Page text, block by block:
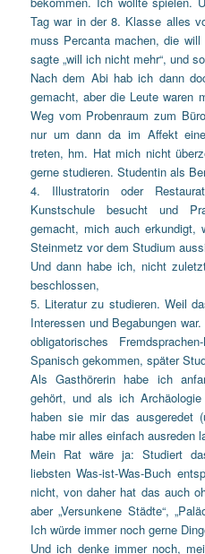
Tag war in der 8. Klasse alles
muss Percanta machen, die
sagte „will ich nicht mehr“, und
Nach dem Abi hab ich dann
gemacht, aber die Leute waren
Weg vom Probenraum zum
nur um dann da im Affekt
treten, hm. Hat mich nicht
gerne studieren. Studentin als
4. Illustratorin oder
Kunstschule besucht und
gemacht, mich auch erkundigt,
Steinmetz vor dem Studium
Und dann habe ich, nicht
beschlossen,
5. Literatur zu studieren. Weil
Interessen und Begabungen
obligatorisches
Spanisch gekommen, später
Als Gasthörerin habe ich
gehört, und als ich
haben sie mir das ausgeredet
habe mir alles einfach ausreden
Mein Rat wäre ja: Studiert
liebsten Was-ist-Was-Buch
nicht, von daher hat das auch
aber „Versunkene Städte“,
Ich würde immer noch gerne
Und ich denke immer noch,